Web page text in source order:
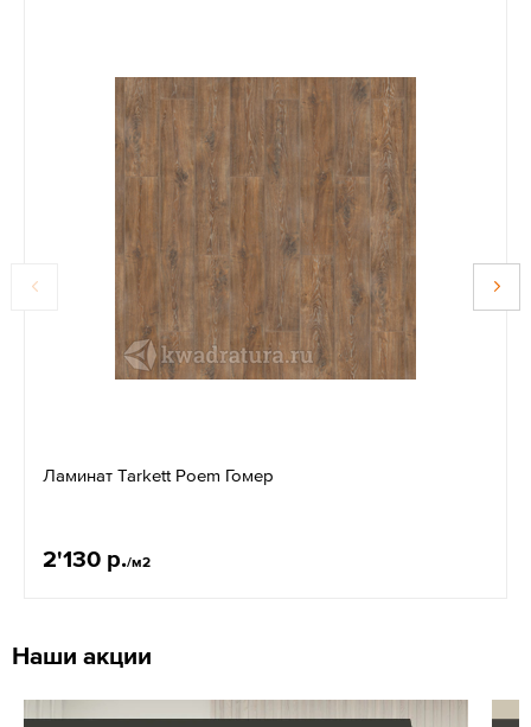
Ламинат Tarkett Poem Гомер
2'130 р./м2
Наши акции